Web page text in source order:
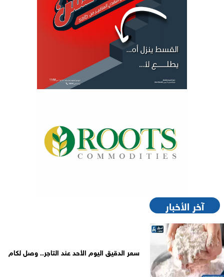
آخر الأخبار
سعر الدقيق اليوم الأحد عند التاجر.. وصل لكام